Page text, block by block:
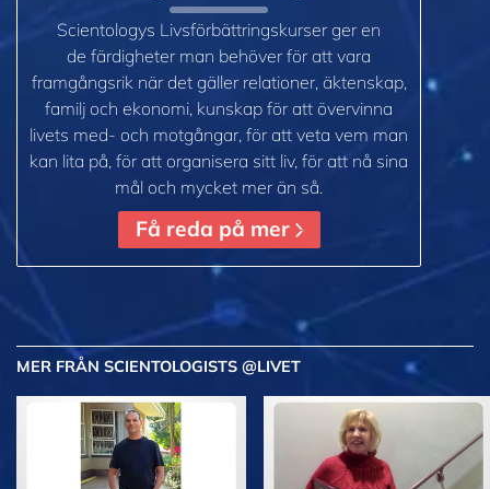
Scientologys Livsförbättringskurser ger en
de färdigheter man behöver för att vara
framgångsrik när det gäller relationer, äktenskap,
familj och ekonomi, kunskap för att övervinna
livets med- och motgångar, för att veta vem man
kan lita på, för att organisera sitt liv, för att nå sina
mål och mycket mer än så.
Få reda på mer
MER FRÅN SCIENTOLOGISTS @LIVET